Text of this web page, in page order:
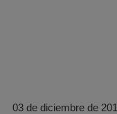
03 de diciembre de